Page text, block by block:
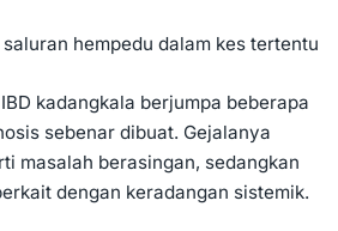
hempedu dalam kes tertentu
kadangkala berjumpa beberapa
sebenar dibuat. Gejalanya
masalah berasingan, sedangkan
dengan keradangan sistemik.